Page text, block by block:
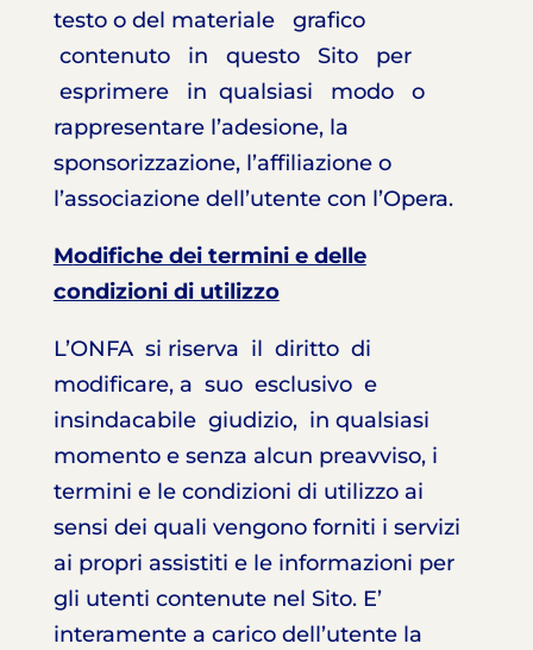
testo o del materiale grafico
contenuto in questo Sito per
esprimere in qualsiasi modo o
rappresentare l’adesione, la
sponsorizzazione, l’affiliazione o
l’associazione dell’utente con l’Opera.
Modifiche dei termini e delle
condizioni di utilizzo
L’ONFA si riserva il diritto di
modificare, a suo esclusivo e
insindacabile giudizio, in qualsiasi
momento e senza alcun preavviso, i
termini e le condizioni di utilizzo ai
sensi dei quali vengono forniti i servizi
ai propri assistiti e le informazioni per
gli utenti contenute nel Sito. E’
interamente a carico dell’utente la